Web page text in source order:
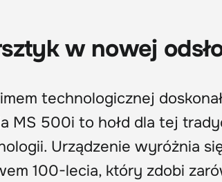
w nowej
technologicznej
MS 500i to hołd dla tej
Urządzenie wyróżnia
100-lecia, który zdobi